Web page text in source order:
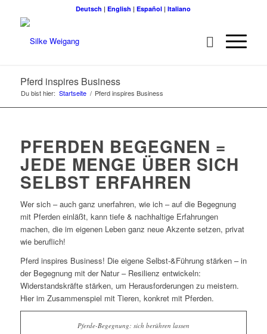
Deutsch |English |Español |Italiano
Pferd inspires Business
Du bist hier: Startseite / Pferd inspires Business
PFERDEN BEGEGNEN =
JEDE MENGE ÜBER SICH
SELBST ERFAHREN
Wer sich – auch ganz unerfahren, wie ich – auf die Begegnung
mit Pferden einläßt, kann tiefe & nachhaltige Erfahrungen
machen, die im eigenen Leben ganz neue Akzente setzen, privat
wie beruflich!
Pferd inspires Business! Die eigene Selbst-&Führung stärken – in
der Begegnung mit der Natur – Resilienz entwickeln:
Widerstandskräfte stärken, um Herausforderungen zu meistern.
Hier im Zusammenspiel mit Tieren, konkret mit Pferden.
Pferde-Begegnung: sich berühren lassen